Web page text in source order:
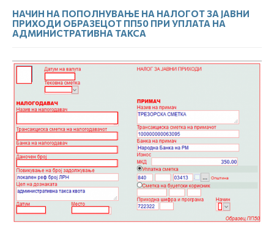
НАЧИН НА ПОПОЛНУВАЊЕ НА НАЛОГОТ ЗА ЈАВНИ
ПРИХОДИ ОБРАЗЕЦОТ ПП50 ПРИ УПЛАТА НА
АДМИНИСТРАТИВНА ТАКСА